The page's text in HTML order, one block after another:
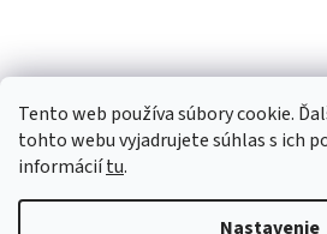
Tento web používa súbory cookie.
tohto webu vyjadrujete súhlas s ich
informáciítu.
Nastavenie